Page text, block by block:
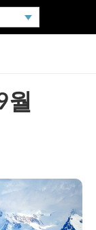
월